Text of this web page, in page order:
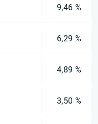
9,46 %
6,29 %
4,89 %
3,50 %